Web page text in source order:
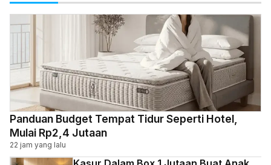
Panduan Budget Tempat Tidur Seperti Hotel,
Mulai Rp2,4 Jutaan
22 jam yang lalu